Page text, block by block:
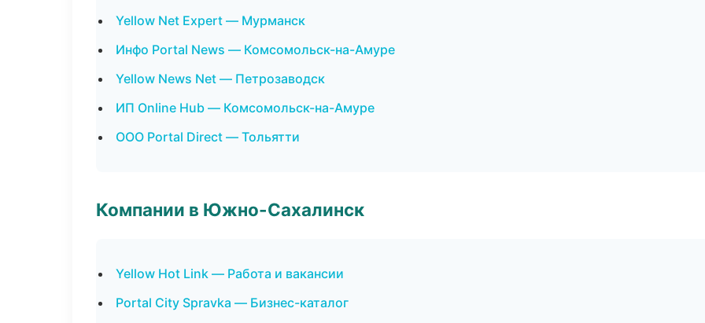
Yellow Net Expert — Мурманск
Инфо Portal News — Комсомольск-на-Амуре
Yellow News Net — Петрозаводск
ИП Online Hub — Комсомольск-на-Амуре
ООО Portal Direct — Тольятти
Компании в Южно-Сахалинск
Yellow Hot Link — Работа и вакансии
Portal City Spravka — Бизнес-каталог